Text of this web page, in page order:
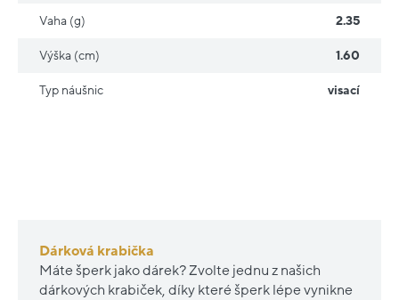
Dárková krabička
Máte šperk jako dárek? Zvolte jednu z našich
dárkových krabiček, díky které šperk lépe vynikne
Vaha (g) 2.35
Výška (cm) 1.60
Typ náušnic visací